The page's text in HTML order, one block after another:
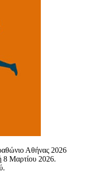
Αθήνας 2026
8 Μαρτίου 2026.